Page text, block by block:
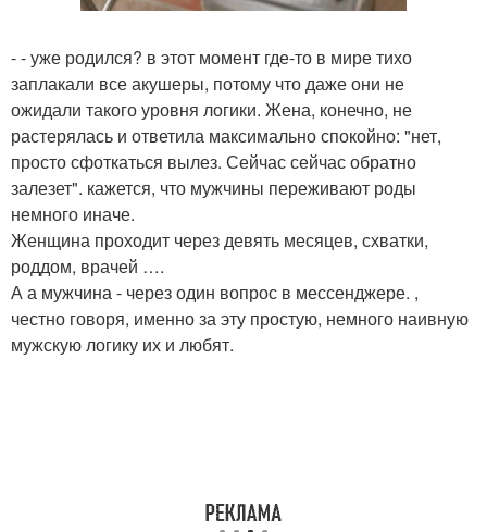
- - уже родился? в этот момент где-то в мире тихо
заплакали все акушеры, потому что даже они не
ожидали такого уровня логики. Жена, конечно, не
растерялась и ответила максимально спокойно: "нет,
просто сфоткаться вылез. Сейчас сейчас обратно
залезет". кажется, что мужчины переживают роды
немного иначе.
Женщина проходит через девять месяцев, схватки,
роддом, врачей ….
А а мужчина - через один вопрос в мессенджере. ,
честно говоря, именно за эту простую, немного наивную
мужскую логику их и любят.